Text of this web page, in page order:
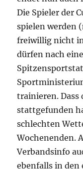
Die Spieler der
spielen werden
freiwillig nicht
dürfen nach
trainieren. Dass
stattgefunden
schlechten
Wochenenden.
Verbandsinfo
ebenfalls in den